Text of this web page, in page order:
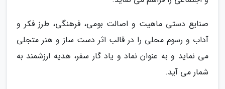
صنایع دستی ماهیت و اصالت بومی، فرهنگی، طرز فکر و
آداب و رسوم محلی را در قالب اثر دست ساز و هنر متجلی
می نماید و به عنوان نماد و یاد گار سفر، هدیه ارزشمند به
شمار می آید.